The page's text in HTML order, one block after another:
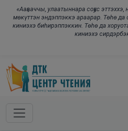
«Ааҕааччы, улаатыннара соҕус
мөкүттэн эндэппэккэ араарар. Төһө
киниэхэ биһирэппэккин. Төһө да
киниэхэ
Skip to main content